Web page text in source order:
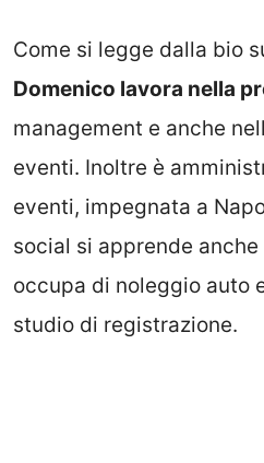
Come si legge dalla bio
Domenico lavora nella
management e anche
eventi. Inoltre è
eventi, impegnata a
social si apprende
occupa di noleggio auto
studio di registrazione.